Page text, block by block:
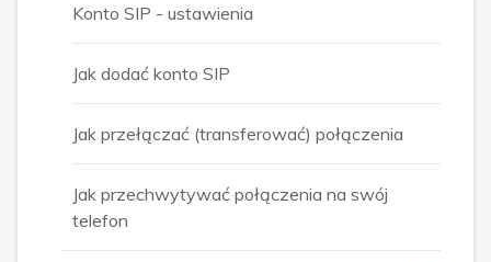
Konto SIP - ustawienia
Jak dodać konto SIP
Jak przełączać (transferować) połączenia
Jak przechwytywać połączenia na swój
telefon